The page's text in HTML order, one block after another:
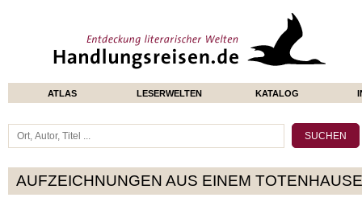
ATLAS LESERWELTEN KATALOG
AUFZEICHNUNGEN AUS EINEM TOTENHAUSE